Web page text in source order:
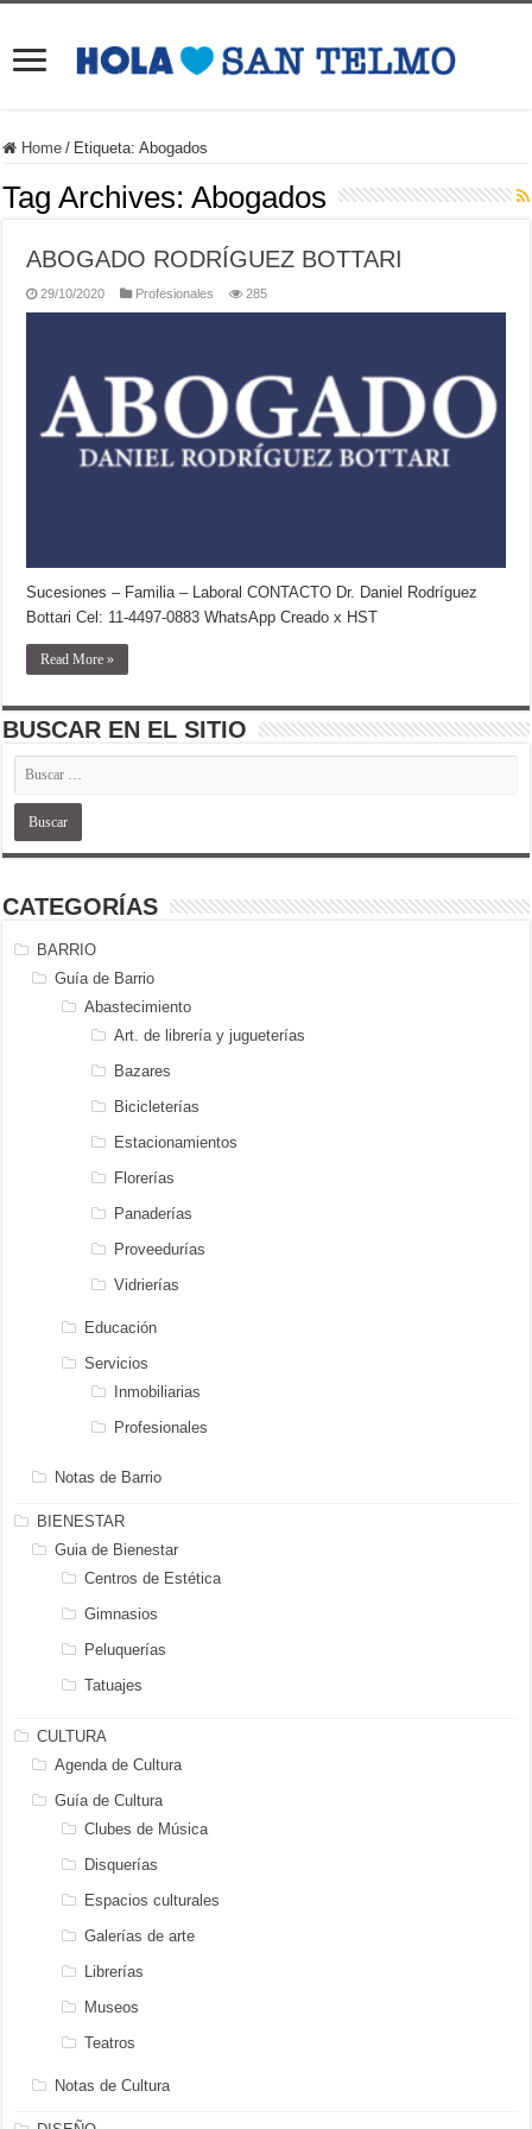
Home / Etiqueta:Abogados
Tag Archives:Abogados
ABOGADO RODRÍGUEZ BOTTARI
29/10/2020 Profesionales 285
Sucesiones – Familia – Laboral CONTACTO Dr. Daniel Rodríguez
Bottari Cel: 11-4497-0883 WhatsApp Creado x HST
Read More »
BUSCAR EN EL SITIO
CATEGORÍAS
BARRIO
Guía de Barrio
Abastecimiento
Art. de librería y jugueterías
Bazares
Bicicleterías
Estacionamientos
Florerías
Panaderías
Proveedurías
Vidrierías
Educación
Servicios
Inmobiliarias
Profesionales
Notas de Barrio
BIENESTAR
Guia de Bienestar
Centros de Estética
Gimnasios
Peluquerías
Tatuajes
CULTURA
Agenda de Cultura
Guía de Cultura
Clubes de Música
Disquerías
Espacios culturales
Galerías de arte
Librerías
Museos
Teatros
Notas de Cultura